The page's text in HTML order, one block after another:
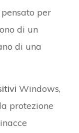
per
di un
di una
Windows,
protezione